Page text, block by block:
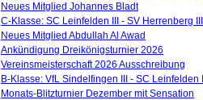
Neues Mitglied Johannes Bladt
C-Klasse: SC Leinfelden III - SV Herrenberg
Neues Mitglied Abdullah Al Awad
Ankündigung Dreikönigsturnier 2026
Vereinsmeisterschaft 2026 Ausschreibung
B-Klasse: VfL Sindelfingen III - SC Leinfelden
Monats-Blitzturnier Dezember mit Sensation